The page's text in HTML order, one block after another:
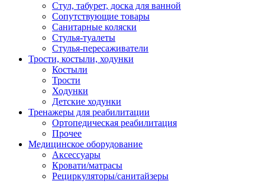
Стул, табурет, доска для ванной
Сопутствующие товары
Санитарные коляски
Стулья-туалеты
Стулья-пересаживатели
Трости, костыли, ходунки
Костыли
Трости
Ходунки
Детские ходунки
Тренажеры для реабилитации
Ортопедическая реабилитация
Прочее
Медицинское оборудование
Аксессуары
Кровати/матрасы
Рециркуляторы/санитайзеры